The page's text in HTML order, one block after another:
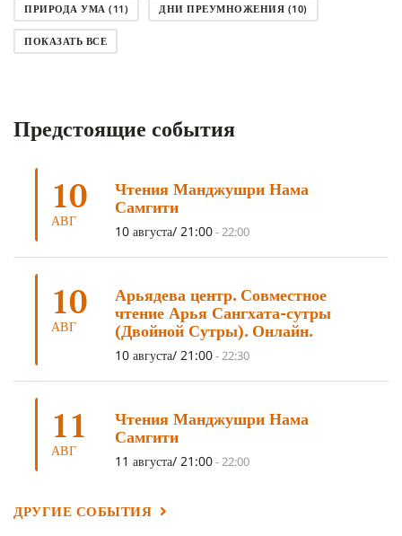
ПРИРОДА УМА (11) ДНИ ПРЕУМНОЖЕНИЯ (10)
СОВЕТ(10)
АНАЛИТИЧЕСКАЯ МЕДИТАЦИЯ(7)
ТРИ ОСНОВЫ ПУТИ(5) ЛХАБАБ ДУЧЕН (5)
ОЧИСТИТЕЛЬНЫЕ ПРАКТИКИ
УМ И ЕГО ПОТЕНЦИАЛ
ОТРЕЧЕНИЕ
ПОДНОШЕНИЯ (4) ВОСЕМЬ СТРОФ (4)
ГАНДЕН ЛХАГЬЯМА(3) РАВНОСТНОСТЬ(3)
ШАМАТХА НИРВАНА(3) СХЕМЫ ЛАМРИМА
ПРЕДВАРИТЕЛЬНЫЕ ПРАКТИКИ(3) МУДРОСТЬ(3)
ЧОКОР ДЮЧЕН
ГРУППОВАЯ ПРАКТИКА (2)
ПОКАЗАТЬ ВСЕ
Предстоящие события
10
АВГ
Чтения Манджушри Нама
Самгити
10 августа/ 21:00- 22:00
10
АВГ
Арьядева центр. Совместное
чтение Арья Сангхата-сутры
(Двойной Сутры). Онлайн.
10 августа/ 21:00- 22:30
11
АВГ
Чтения Манджушри Нама
Самгити
11 августа/ 21:00- 22:00
ДРУГИЕ СОБЫТИЯ